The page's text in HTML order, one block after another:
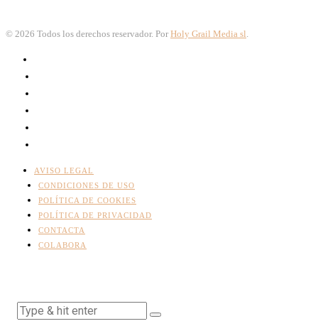
© 2026 Todos los derechos reservador. Por Holy Grail Media sl
AVISO LEGAL
CONDICIONES DE USO
POLÍTICA DE COOKIES
POLÍTICA DE PRIVACIDAD
CONTACTA
COLABORA